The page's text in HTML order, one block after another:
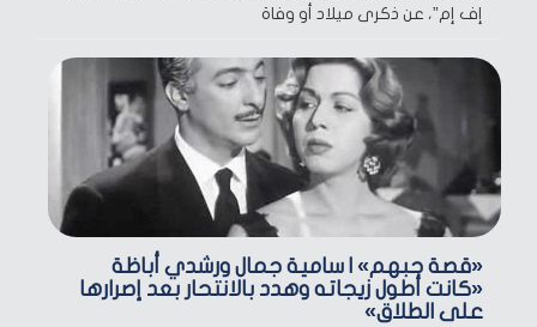
إف إم”، عن ذكرى ميلاد أو وفاة
«قصة حبهم» | سامية جمال ورشدي أباظة
«كانت أطول زيجاته وهدد بالانتحار بعد إصرارها
على الطلاق»